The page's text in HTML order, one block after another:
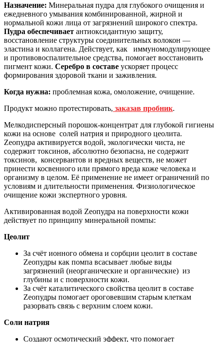
Назначение: Минеральная пудра для глубокого очищения и
ежедневного умывания комбинированной, жирной и
нормальной кожи лица от загрязнений широкого спектра.
Пудра обеспечивает антиоксидантную защиту,
восстановление структуры соединительных волокон —
эластина и коллагена. Действует, как иммуномодулирующее
и противовоспалительное средства, помогает восстановить
пигмент кожи. Серебро в составе ускоряет процесс
формирования здоровой ткани и заживления.
Когда нужна: проблемная кожа, омоложение, очищение.
Продукт можно протестировать, заказав пробник.
Мелкодисперсный порошок-концентрат для глубокой гигиены
кожи на основе солей натрия и природного цеолита.
Zеопудра активируется водой, экологически чиста, не
содержит токсинов, абсолютно безопасна, не содержит
токсинов, консервантов и вредных веществ, не может
принести косвенного или прямого вреда коже человека и
организму в целом. Её применение не имеет ограничений по
условиям и длительности применения. Физиологическое
очищение кожи экспертного уровня.
Активированная водой Zеопудра на поверхности кожи
действует по принципу минеральной помпы:
Цеолит
За счёт ионного обмена и сорбции цеолит в составе
Zеопудры как помпа всасывает любые виды
загрязнений (неорганические и органические) из
глубины и с поверхности кожи.
За счёт каталитического свойства цеолит в составе
Zеопудры помогает ороговевшим старым клеткам
разорвать связь с верхним слоем кожи.
Соли натрия
Создают осмотический эффект, что помогает